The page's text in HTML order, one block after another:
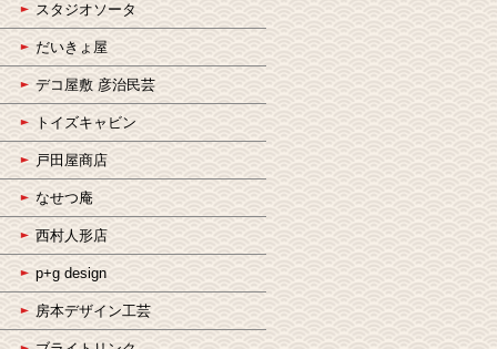
スタジオソータ
だいきょ屋
デコ屋敷 彦治民芸
トイズキャビン
戸田屋商店
なせつ庵
西村人形店
p+g design
房本デザイン工芸